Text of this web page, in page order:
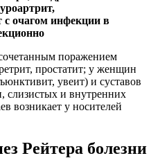
с очагом инфекции в
поражением
простатит; у женщин
увеит) и суставов
слизистых и внутренних
возникает у носителей
Рейтера болезни